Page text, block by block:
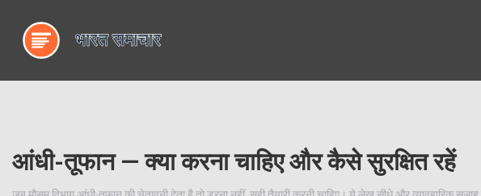
आंधी-तूफान — क्या करना चाहिए और कैसे सुरक्षित रहें